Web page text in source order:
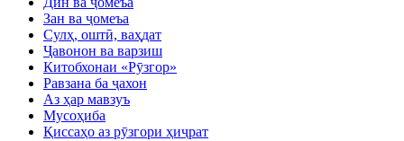
Зан ва ҷомеъа
Сулҳ, оштӣ, ваҳдат
Ҷавонон ва варзиш
Китобхонаи «Рӯзгор»
Равзана ба ҷахон
Аз ҳар мавзуъ
Мусоҳиба
Қиссаҳо аз рӯзгори ҳиҷрат